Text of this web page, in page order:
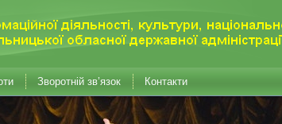
Зворотній зв’язок Контакти